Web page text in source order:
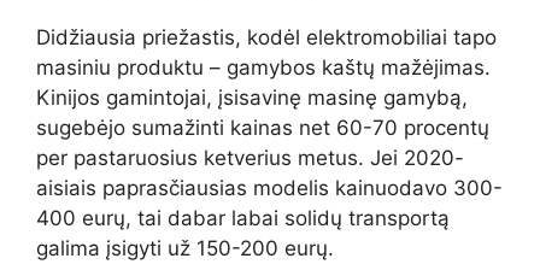
Didžiausia priežastis, kodėl elektromobiliai tapo
masiniu produktu – gamybos kaštų mažėjimas.
Kinijos gamintojai, įsisavinę masinę gamybą,
sugebėjo sumažinti kainas net 60-70 procentų
per pastaruosius ketverius metus. Jei 2020-
aisiais paprasčiausias modelis kainuodavo 300-
400 eurų, tai dabar labai solidų transportą
galima įsigyti už 150-200 eurų.